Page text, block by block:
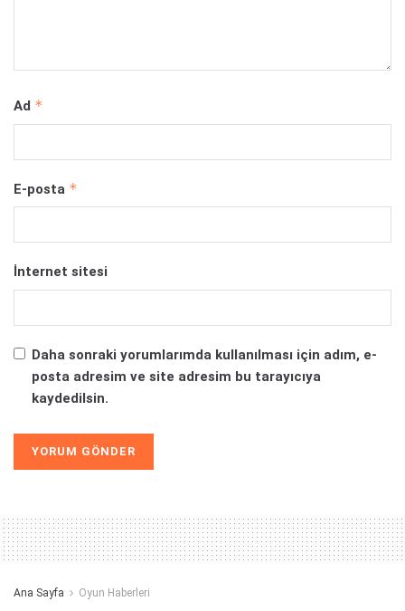
Ad *
E-posta *
İnternet sitesi
Daha sonraki yorumlarımda kullanılması için adım, e-
posta adresim ve site adresim bu tarayıcıya
kaydedilsin.
Ana Sayfa Oyun Haberleri